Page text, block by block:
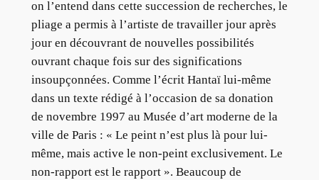
on l’entend dans cette succession de recherches, le
pliage a permis à l’artiste de travailler jour après
jour en découvrant de nouvelles possibilités
ouvrant chaque fois sur des significations
insoupçonnées. Comme l’écrit Hantaï lui-même
dans un texte rédigé à l’occasion de sa donation
de novembre 1997 au Musée d’art moderne de la
ville de Paris : « Le peint n’est plus là pour lui-
même, mais active le non-peint exclusivement. Le
non-rapport est le rapport ». Beaucoup de